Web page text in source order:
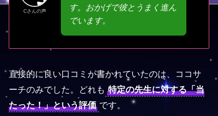
Cさんの声
す。おかげで彼とうまく進ん
でいます。
直接的に良い口コミが書かれていたのは、ココサ
ーチのみでした。どれも 特定の先生に対する「当
たった！」という評価 です。